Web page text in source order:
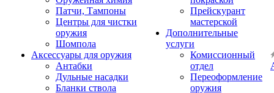
Патчи, Тампоны
Центры для чистки
оружия
Шомпола
Аксессуары для оружия
Антабки
Дульные насадки
Бланки ствола
Прейскурант
мастерской
Дополнительные
услуги
Комиссионный
отдел
Переоформление
оружия